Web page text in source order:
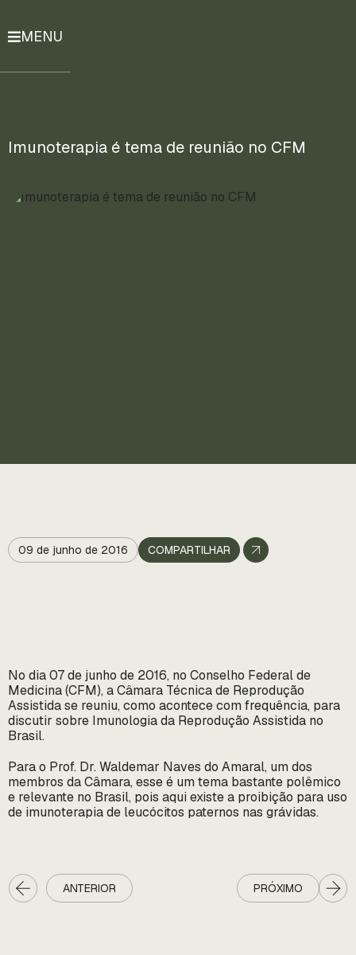
Lattes
MENU
Imunoterapia é tema de reunião no CFM
09 de junho de 2016 COMPARTILHAR
No dia 07 de junho de 2016, no Conselho Federal de
Medicina (CFM), a Câmara Técnica de Reprodução
Assistida se reuniu, como acontece com frequência, para
discutir sobre Imunologia da Reprodução Assistida no
Brasil.
Para o Prof. Dr. Waldemar Naves do Amaral, um dos
membros da Câmara, esse é um tema bastante polêmico
e relevante no Brasil, pois aqui existe a proibição para uso
de imunoterapia de leucócitos paternos nas grávidas.
ANTERIOR PRÓXIMO